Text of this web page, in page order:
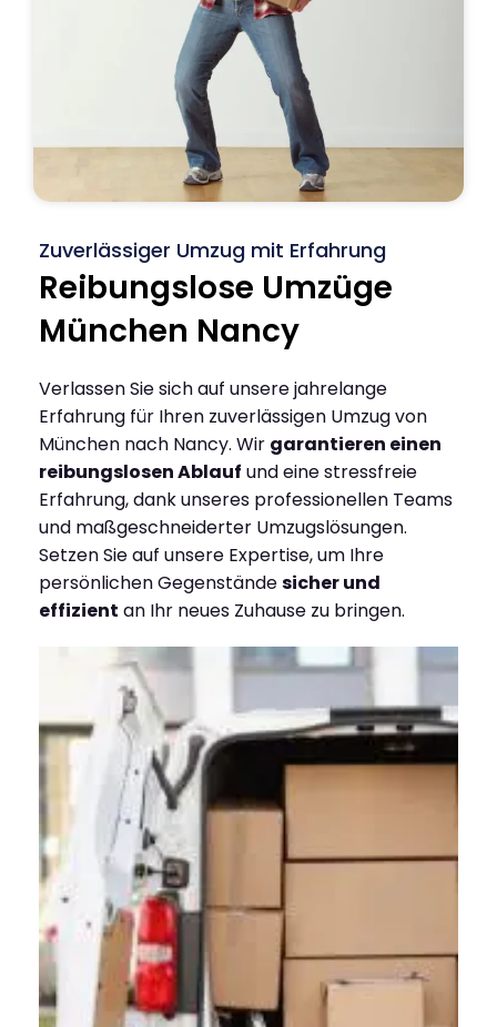
Zuverlässiger Umzug mit Erfahrung
Reibungslose Umzüge
München Nancy
Verlassen Sie sich auf unsere jahrelange
Erfahrung für Ihren zuverlässigen Umzug von
München nach Nancy. Wir garantieren einen
reibungslosen Ablauf und eine stressfreie
Erfahrung, dank unseres professionellen Teams
und maßgeschneiderter Umzugslösungen.
Setzen Sie auf unsere Expertise, um Ihre
persönlichen Gegenständesicher und
effizient an Ihr neues Zuhause zu bringen.